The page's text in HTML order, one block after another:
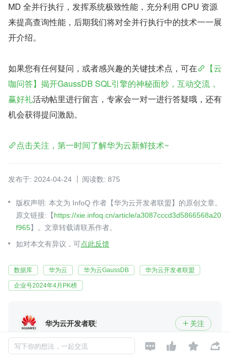
MD 全并行执行，发挥系统极致性能，充分利用 CPU 资源
来提高查询性能，后期我们将对全并行执行中的技术一一展
开介绍。
如果您有任何疑问，或者感兴趣的关键技术点，可在
【云
咖问答】揭开GaussDB SQL引擎的神秘面纱，互动交流，
赢好礼活动帖里进行留言，专家会一对一进行答疑哦，还有
机会获得提问激励。
点击关注，第一时间了解华为云新鲜技术~
发布于: 2024-04-24 阅读数: 875
版权声明: 本文为 InfoQ 作者【华为云开发者联盟】的原创文章。
原文链接:【https://xie.infoq.cn/article/a3087cccd3d5866568a20
f965】。文章转载请联系作者。
如对本文有异议，可点此反馈
数据库 华为云 华为云GaussDB 华为云开发者联盟
企业号2024年4月PK榜
华为云开发者联盟  关注
提供全面深入的云计算技术干货
2020-07-14 加入
生于云，长于云，让开发者成为决定性力量
写下你的想法，一起交流    